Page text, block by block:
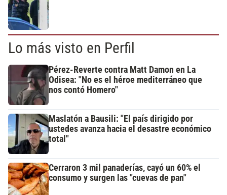
Lo más visto en Perfil
Pérez-Reverte contra Matt Damon en La
Odisea: "No es el héroe mediterráneo que
nos contó Homero"
Maslatón a Bausili: "El país dirigido por
ustedes avanza hacia el desastre económico
total"
Cerraron 3 mil panaderías, cayó un 60% el
consumo y surgen las "cuevas de pan"